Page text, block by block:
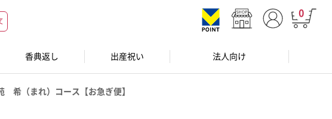
0
香典返し 出産祝い 法人向け
希（まれ）コース【お急ぎ便】